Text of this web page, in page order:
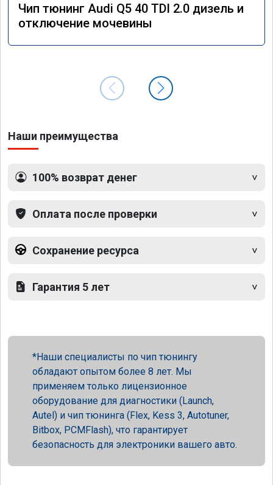
Чип тюнинг Audi Q5 40 TDI 2.0 дизель и
отключение мочевины
Наши преимущества
100% возврат денег
Оплата после проверки
Сохранение ресурса
Гарантия 5 лет
Наши специалисты по чип тюнингу
обладают опытом более 8 лет. Мы
применяем только лицензионное
оборудование для диагностики (Launch,
Autel) и чип тюнинга (Flex, Kess 3, Autotuner,
Bitbox, PCMFlash), что гарантирует
безопасность для электроники вашего авто.